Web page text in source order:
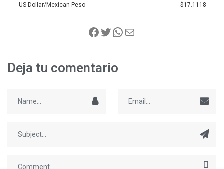
US Dollar/Mexican Peso $17.1118
Deja tu comentario